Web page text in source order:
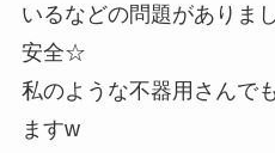
いるなどの問題がありま
安全☆
私のような不器用さんで
ますw